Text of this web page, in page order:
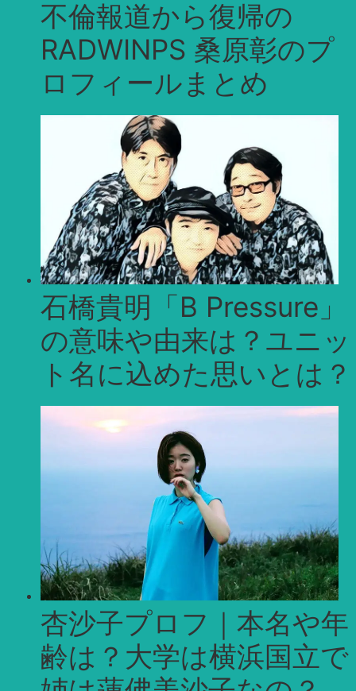
不倫報道から復帰の
RADWINPS 桑原彰のプ
ロフィールまとめ
石橋貴明「B Pressure」
の意味や由来は？ユニッ
ト名に込めた思いとは？
杏沙子プロフ｜本名や年
齢は？大学は横浜国立で